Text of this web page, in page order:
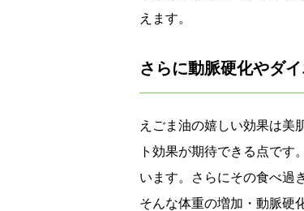
えます。
さらに動脈硬化やダイ
えごま油の嬉しい効果は美
ト効果が期待できる点です
います。さらにその食べ過
そんな体重の増加・動脈硬